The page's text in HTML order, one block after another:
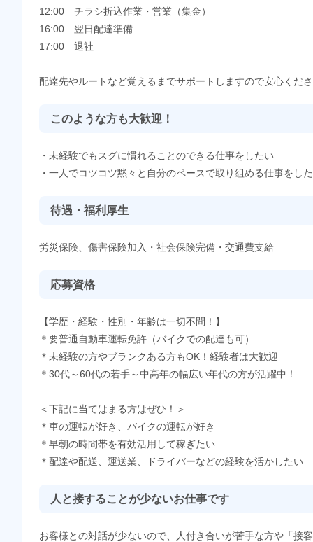
12:00 チラシ折込作業・営業（集金）
16:00 翌日配達準備
17:00 退社
配達先やルートなど覚えるまでサポートしますので安心くだ
このような方も大歓迎！
・未経験でもスグに慣れることのできる仕事をしたい
・一人でコツコツ黙々と自分のペースで取り組める仕事をし
待遇・福利厚生
労災保険、傷害保険加入・社会保険完備・交通費支給
応募資格
【学歴・経験・性別・年齢は一切不問！】
＊要普通自動車運転免許（バイクでの配達も可）
＊未経験の方やブランクある方もOK！経験者は大歓迎
＊30代～60代の若手～中高年の幅広い年代の方が活躍中！
＜下記に当てはまる方はぜひ！＞
＊車の運転が好き、バイクの運転が好き
＊早朝の時間帯を有効活用して稼ぎたい
＊配達や配送、運送業、ドライバーなどの経験を活かしたい
人と接することが少ないお仕事です
お客様との対話が少ないので、人付き合いが苦手な方や「接